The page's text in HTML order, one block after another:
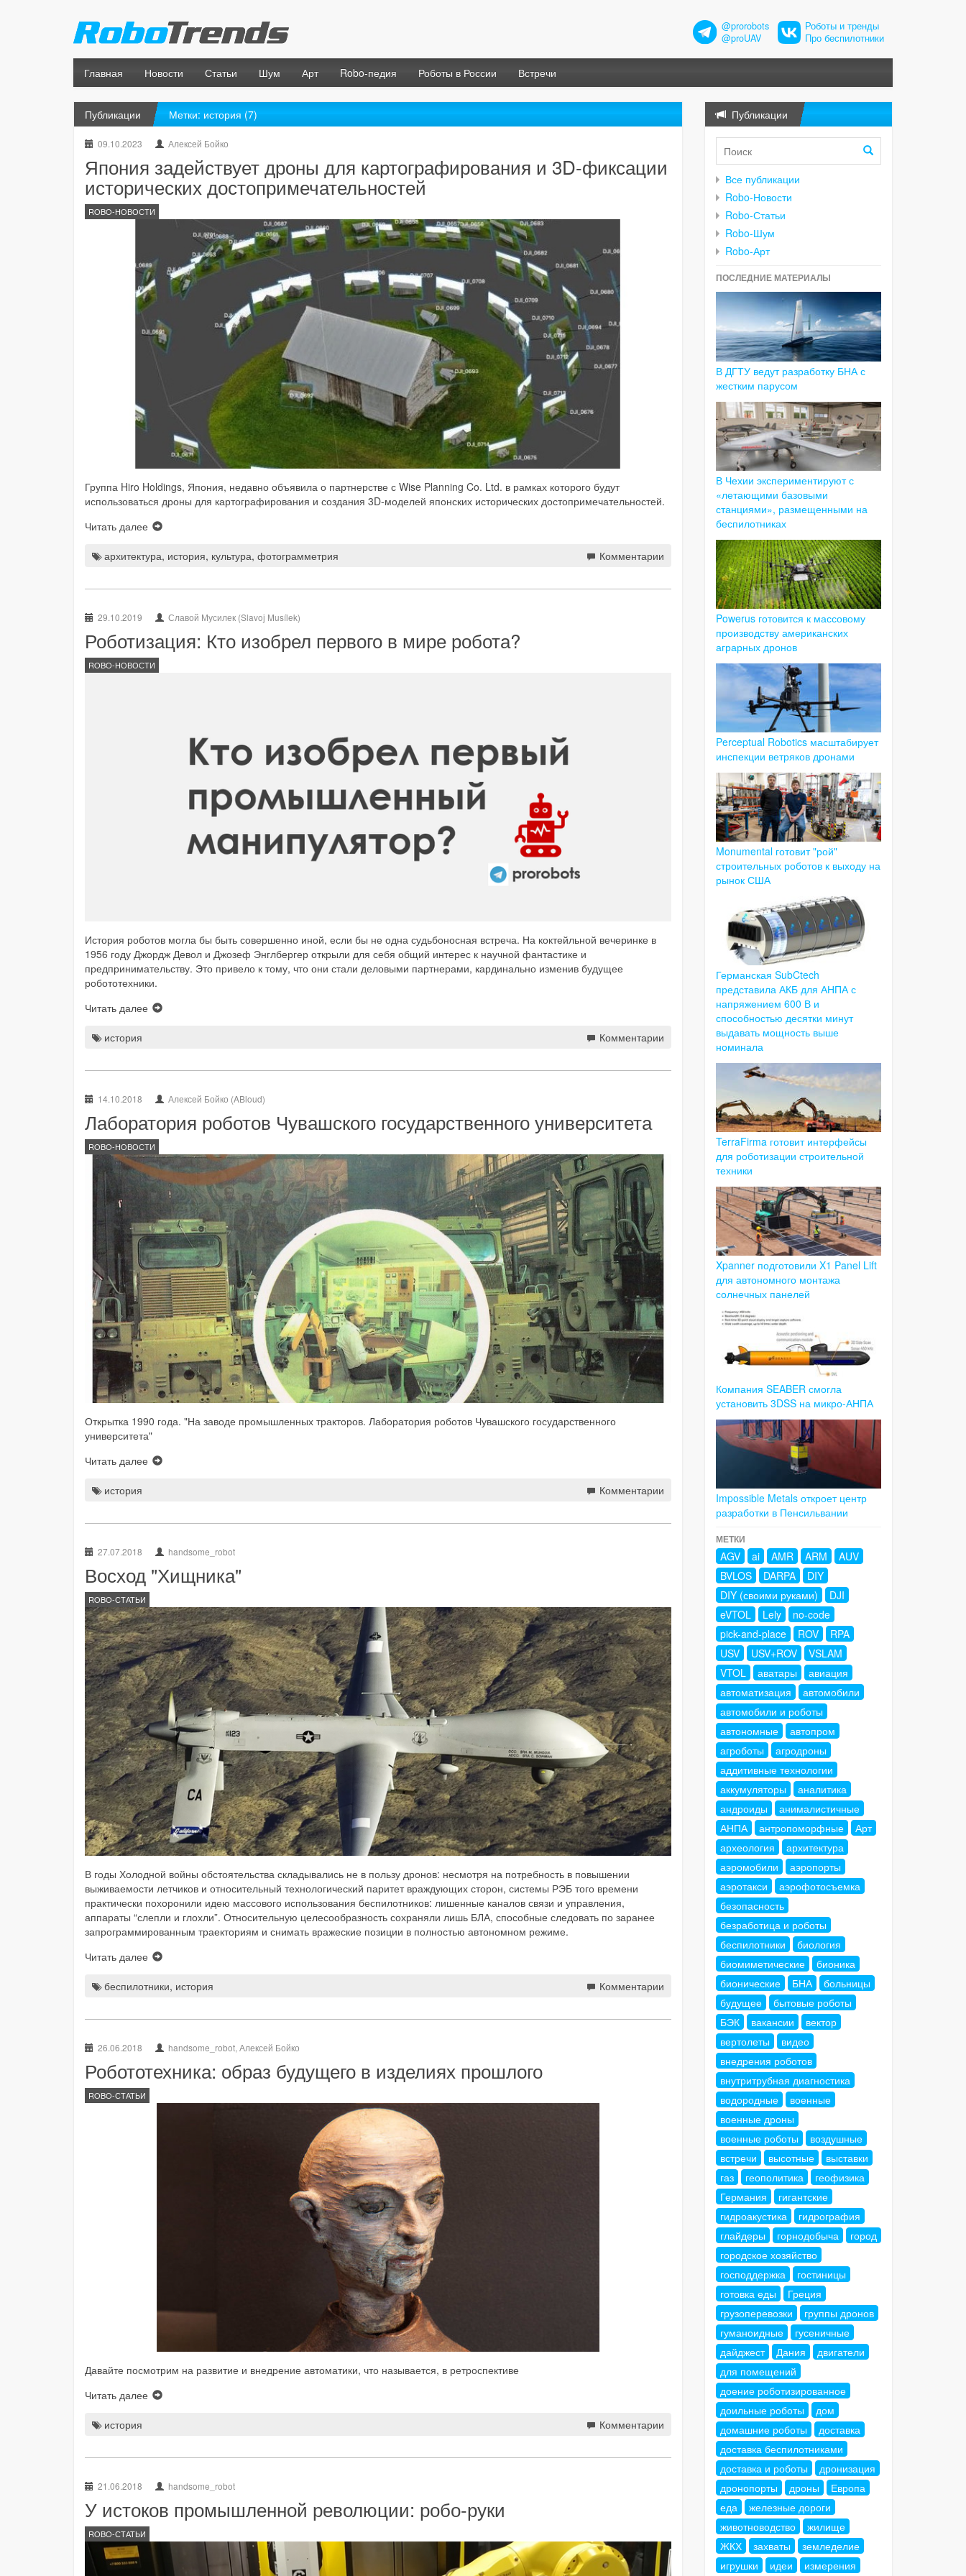
@prorobots
@proUAV
Роботы и тренды
Про беспилотники
Главная Новости Статьи Шум Арт Robo-педия Роботы в России Встречи
Публикации Метки: история (7)
09.10.2023 Алексей Бойко
Япония задействует дроны для картографирования и 3D-фиксации
исторических достопримечательностей
ROBO-НОВОСТИ
Группа Hiro Holdings, Япония, недавно объявила о партнерстве с Wise Planning Co. Ltd. в рамках которого будут
использоваться дроны для картографирования и создания 3D-моделей японских исторических достопримечательностей.
Читать далее
архитектура, история, культура, фотограмметрия Комментарии
29.10.2019 Славой Мусилек (Slavoj Musílek)
Роботизация: Кто изобрел первого в мире робота?
ROBO-НОВОСТИ
История роботов могла бы быть совершенно иной, если бы не одна судьбоносная встреча. На коктейльной вечеринке в
1956 году Джордж Девол и Джозеф Энглбергер открыли для себя общий интерес к научной фантастике и
предпринимательству. Это привело к тому, что они стали деловыми партнерами, кардинально изменив будущее
робототехники.
Читать далее
история Комментарии
14.10.2018 Алексей Бойко (ABloud)
Лаборатория роботов Чувашского государственного университета
ROBO-НОВОСТИ
Открытка 1990 года. "На заводе промышленных тракторов. Лаборатория роботов Чувашского государственного
университета"
Читать далее
история Комментарии
27.07.2018 handsome_robot
Восход "Хищника"
ROBO-СТАТЬИ
В годы Холодной войны обстоятельства складывались не в пользу дронов: несмотря на потребность в повышении
выживаемости летчиков и относительный технологический паритет враждующих сторон, системы РЭБ того времени
практически похоронили идею массового использования беспилотников: лишенные каналов связи и управления,
аппараты “слепли и глохли”. Относительную целесообразность сохраняли лишь БЛА, способные следовать по заранее
запрограммированным траекториям и снимать вражеские позиции в полностью автономном режиме.
Читать далее
беспилотники, история Комментарии
26.06.2018 handsome_robot, Алексей Бойко
Робототехника: образ будущего в изделиях прошлого
ROBO-СТАТЬИ
Давайте посмотрим на развитие и внедрение автоматики, что называется, в ретроспективе
Читать далее
история Комментарии
21.06.2018 handsome_robot
У истоков промышленной революции: робо-руки
ROBO-СТАТЬИ
Публикации
Все публикации
Robo-Новости
Robo-Статьи
Robo-Шум
Robo-Арт
ПОСЛЕДНИЕ МАТЕРИАЛЫ
В ДГТУ ведут разработку БНА с
жестким парусом
В Чехии экспериментируют с
«летающими базовыми
станциями», размещенными на
беспилотниках
Powerus готовится к массовому
производству американских
аграрных дронов
Perceptual Robotics масштабирует
инспекции ветряков дронами
Monumental готовит "рой"
строительных роботов к выходу на
рынок США
Германская SubCtech
представила АКБ для АНПА с
напряжением 600 В и
способностью десятки минут
выдавать мощность выше
номинала
TerraFirma готовит интерфейсы
для роботизации строительной
техники
Xpanner подготовили X1 Panel Lift
для автономного монтажа
солнечных панелей
Компания SEABER смогла
установить 3DSS на микро-АНПА
Impossible Metals откроет центр
разработки в Пенсильвании
МЕТКИ
AGV ai AMR ARM
AUV
BVLOS
DARPA
DIY
DIY (своими руками)
DJI
eVTOL
Lely
no-code
pick-and-place
ROV
RPA
USV
USV+ROV
VSLAM
VTOL
аватары
авиация
автоматизация
автомобили
автомобили и роботы
автономные
автопром
агроботы
агродроны
аддитивные технологии
аккумуляторы
аналитика
андроиды
анималистичные
АНПА
антропоморфные
Арт
археология
архитектура
аэромобили
аэропорты
аэротакси
аэрофотосъемка
безопасность
безработица и роботы
беспилотники
биология
биомиметические
бионика
бионические
БНА
больницы
будущее
бытовые роботы
БЭК
вакансии
вектор
вертолеты
видео
внедрения роботов
внутритрубная диагностика
водородные
военные
военные дроны
военные роботы
воздушные
встречи
высотные
выставки
газ
геополитика
геофизика
Германия
гигантские
гидроакустика
гидрография
глайдеры
горнодобыча
город
городское хозяйство
господдержка
гостиницы
готовка еды
Греция
грузоперевозки
группы дронов
гуманоидные
гусеничные
дайджест
Дания
двигатели
для помещений
доение роботизированное
доильные роботы
дом
домашние роботы
доставка
доставка беспилотниками
доставка и роботы
дронизация
дронопорты
дроны
Европа
еда
железные дороги
животноводство
жилище
ЖКХ
захваты
земледелие
игрушки
идеи измерения